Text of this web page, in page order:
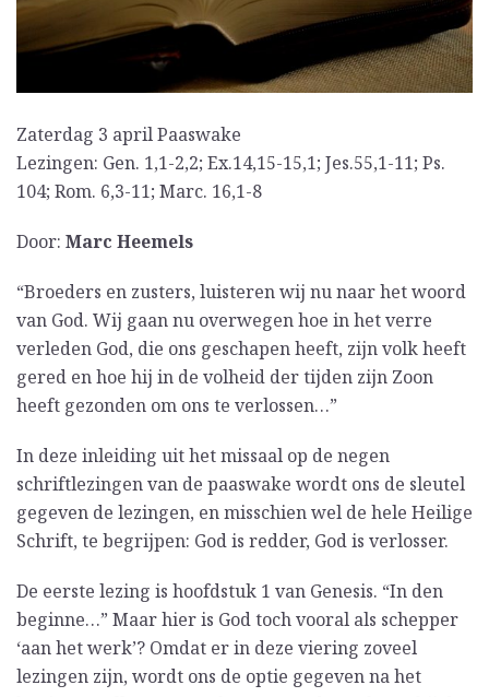
Zaterdag 3 april Paaswake
Lezingen: Gen. 1,1-2,2; Ex.14,15-15,1; Jes.55,1-11; Ps.
104; Rom. 6,3-11; Marc. 16,1-8
Door: Marc Heemels
“Broeders en zusters, luisteren wij nu naar het woord
van God. Wij gaan nu overwegen hoe in het verre
verleden God, die ons geschapen heeft, zijn volk heeft
gered en hoe hij in de volheid der tijden zijn Zoon
heeft gezonden om ons te verlossen…”
In deze inleiding uit het missaal op de negen
schriftlezingen van de paaswake wordt ons de sleutel
gegeven de lezingen, en misschien wel de hele Heilige
Schrift, te begrijpen: God is redder, God is verlosser.
De eerste lezing is hoofdstuk 1 van Genesis. “In den
beginne…” Maar hier is God toch vooral als schepper
‘aan het werk’? Omdat er in deze viering zoveel
lezingen zijn, wordt ons de optie gegeven na het